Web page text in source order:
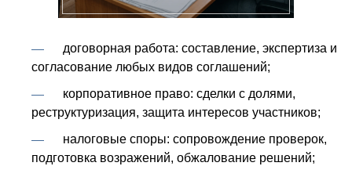
договорная работа: составление, экспертиза и
согласование любых видов соглашений;
корпоративное право: сделки с долями,
реструктуризация, защита интересов участников;
налоговые споры: сопровождение проверок,
подготовка возражений, обжалование решений;